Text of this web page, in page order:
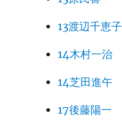
13渡辺千恵子
14木村一治
14芝田進午
17後藤陽一